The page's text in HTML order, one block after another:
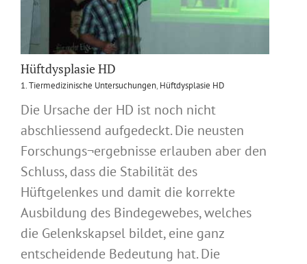
Hüftdysplasie HD
1. Tiermedizinische Untersuchungen, Hüftdysplasie HD
Die Ursache der HD ist noch nicht
abschliessend aufgedeckt. Die neusten
Forschungs¬ergebnisse erlauben aber den
Schluss, dass die Stabilität des
Hüftgelenkes und damit die korrekte
Ausbildung des Bindegewebes, welches
die Gelenkskapsel bildet, eine ganz
entscheidende Bedeutung hat. Die